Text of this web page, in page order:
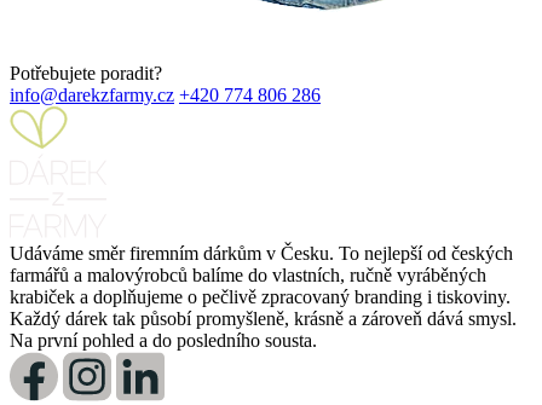
Potřebujete poradit?
info@darekzfarmy.cz +420 774 806 286
Udáváme směr firemním dárkům v Česku. To nejlepší od českých
farmářů a malovýrobců balíme do vlastních, ručně vyráběných
krabiček a doplňujeme o pečlivě zpracovaný branding i tiskoviny.
Každý dárek tak působí promyšleně, krásně a zároveň dává smysl.
Na první pohled a do posledního sousta.